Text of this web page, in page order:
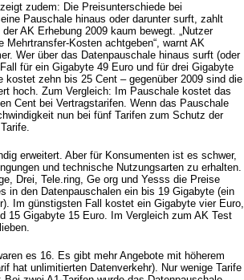
zudem: Die Preisunterschiede bei
Pauschale hinaus oder darunter surft, zahlt
AK Erhebung 2009 kaum bewegt. „Nutzer
Kosten achtgeben“, warnt AK
Wer über das Datenpauschale hinaus surft (oder
für ein Gigabyte 49 Euro und für drei Gigabyte
zehn bis 25 Cent – gegenüber 2009 sind die
hoch. Zum Vergleich: Im Pauschale kostet das
Cent bei Vertragstarifen. Wenn das Pauschale
nun bei fünf Tarifen zum Schutz der
erweitert. Aber für Konsumenten ist es schwer,
und technische Nutzungsarten zu erhalten.
Drei, Tele.ring, Ge org und Yesss die Preise
in den Datenpauschalen ein bis 19 Gigabyte (ein
Im günstigsten Fall kostet ein Gigabyte vier Euro,
15 Gigabyte 15 Euro. Im Vergleich zum AK Test
es 16. Es gibt mehr Angebote mit höherem
hat unlimitierten Datenverkehr). Nur wenige Tarife